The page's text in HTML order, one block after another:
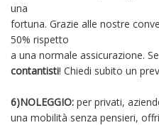
una
fortuna. Grazie alle nostre
50% rispetto
a una normale assicurazione.
contantisti! Chiedi subito un
6)NOLEGGIO: per privati,
una mobilità senza pensieri,